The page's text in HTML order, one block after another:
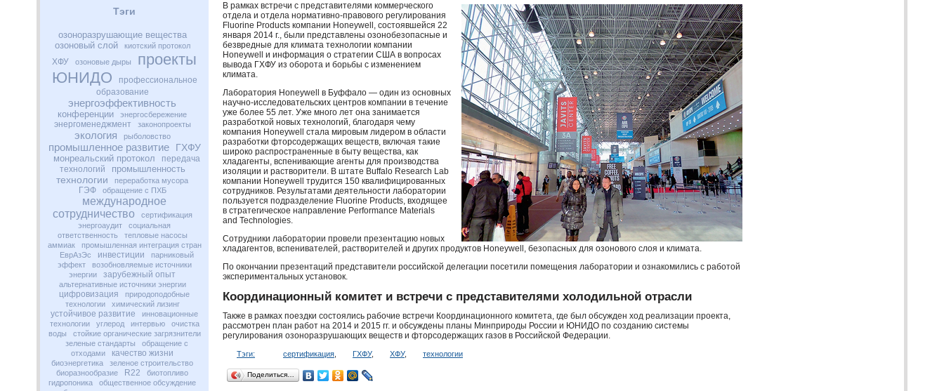
Тэги
озоноразрушающие вещества
озоновый слой
киотский протокол
ХФУ озоновые дыры
проекты
ЮНИДО
профессиональное
образование
энергоэффективность
конференции энергосбережение
энергоменеджмент законопроекты
экология рыболовство
промышленное развитие ГХФУ
монреальский протокол
передача
технологий
промышленность
технологии переработка мусора
ГЭФ обращение с ПХБ
международное
сотрудничество
сертификация
энергоаудит
социальная
ответственность
тепловые насосы
аммиак
промышленная интеграция стран
ЕврАзЭс
инвестиции
парниковый
эффект
возобновляемые источники
энергии
зарубежный опыт
альтернативные источники энергии
цифровизация
природоподобные
технологии
химический лизинг
устойчивое развитие
инновационные
технологии
углерод интервью
очистка
воды
стойкие органические загрязнители
зеленые стандарты
обращение с
отходами
качество жизни
биоэнергетика
зеленое строительство
биоразнообразие
R22
биотопливо
гидропоника
общественное обсуждение
В рамках встречи с представителями коммерческого
отдела и отдела нормативно-правового регулирования
Fluorine Products компании Honeywell, состоявшейся 22
января 2014 г., были представлены озонобезопасные и
безвредные для климата технологии компании
Honeywell и информация о стратегии США в вопросах
вывода ГХФУ из оборота и борьбы с изменением
климата.
Лаборатория Honeywell в Буффало — один из основных
научно-исследовательских центров компании в течение
уже более 55 лет. Уже много лет она занимается
разработкой новых технологий, благодаря чему
компания Honeywell стала мировым лидером в области
разработки фторсодержащих веществ, включая такие
широко распространенные в быту вещества, как
хладагенты, вспенивающие агенты для производства
изоляции и растворители. В штате Buffalo Research Lab
компании Honeywell трудится 150 квалифицированных
сотрудников. Результатами деятельности лаборатории
пользуется подразделение Fluorine Products, входящее
в стратегическое направление Performance Materials
and Technologies.
Сотрудники лаборатории провели презентацию новых
хладагентов, вспенивателей, растворителей и других продуктов Honeywell, безопасных для озонового слоя и климата.
По окончании презентаций представители российской делегации посетили помещения лаборатории и ознакомились с работой
экспериментальных установок.
Координационный комитет и встречи с представителями холодильной отрасли
Также в рамках поездки состоялись рабочие встречи Координационного комитета, где был обсужден ход реализации проекта,
рассмотрен план работ на 2014 и 2015 гг. и обсуждены планы Минприроды России и ЮНИДО по созданию системы
регулирования озоноразрушающих веществ и фторсодержащих газов в Российской Федерации.
Тэги: сертификация ГХФУ, ХФУ, технологии
Поделиться…